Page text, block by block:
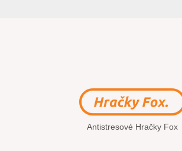
Antistresové Hračky Fox